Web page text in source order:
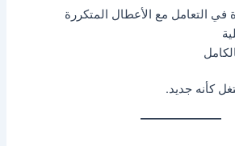
في التعامل مع الأعطال المتكررة
كأنه جديد.